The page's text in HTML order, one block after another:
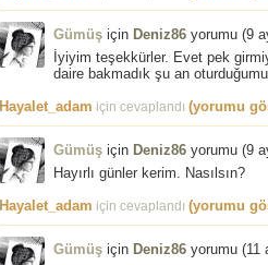
Gümüş için Deniz86 yorumu (9
İyiyim teşekkürler. Evet pek
daire bakmadık şu an
Hayalet_adam için cevaplandı (yorumu
Gümüş için Deniz86 yorumu (9
Hayırlı günler kerim. Nasılsın?
Hayalet_adam için cevaplandı (yorumu
Gümüş için Deniz86 yorumu (11